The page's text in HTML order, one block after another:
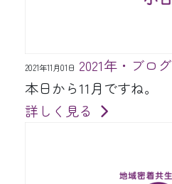
2021年11月01日 2021年・ブログ
本日から11月ですね。
詳しく見る